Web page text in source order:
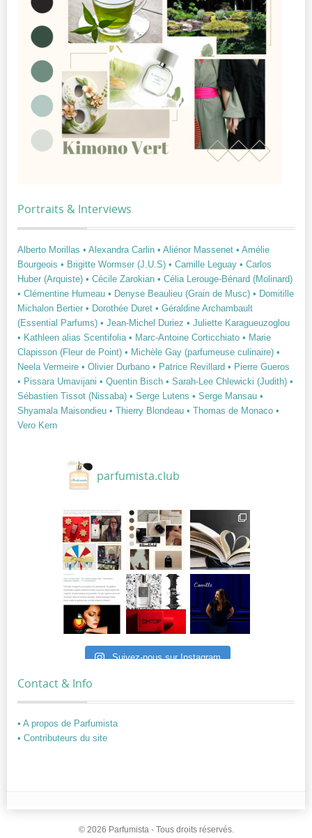
Portraits & Interviews
Alberto Morillas • Alexandra Carlin • Aliénor Massenet • Amélie
Bourgeois • Brigitte Wormser (J.U.S) • Camille Leguay • Carlos
Huber (Arquiste) • Cécile Zarokian • Célia Lerouge-Bénard (Molinard)
• Clémentine Humeau • Denyse Beaulieu (Grain de Musc) • Domitille
Michalon Bertier • Dorothée Duret • Géraldine Archambault
(Essential Parfums) • Jean-Michel Duriez • Juliette Karagueuzoglou
• Kathleen alias Scentifolia • Marc-Antoine Corticchiato • Marie
Clapisson (Fleur de Point) • Michèle Gay (parfumeuse culinaire) •
Neela Vermeire • Olivier Durbano • Patrice Revillard • Pierre Gueros
• Pissara Umavijani • Quentin Bisch • Sarah-Lee Chlewicki (Judith) •
Sébastien Tissot (Nissaba) • Serge Lutens • Serge Mansau •
Shyamala Maisondieu • Thierry Blondeau • Thomas de Monaco •
Vero Kern
parfumista.club
Suivez-nous sur Instagram
Contact & Info
• A propos de Parfumista
• Contributeurs du site
© 2026 Parfumista - Tous droits réservés.